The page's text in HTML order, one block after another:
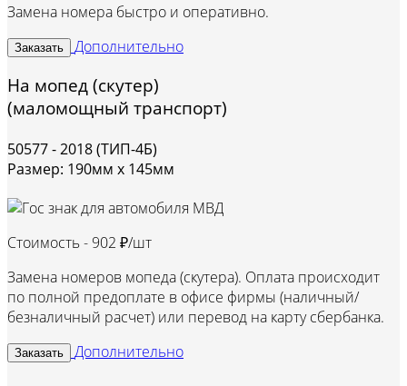
Замена номера быстро и оперативно.
Заказать Дополнительно
На мопед (скутер)
(маломощный транспорт)
50577 - 2018 (ТИП-4Б)
Размер: 190мм х 145мм
Стоимость - 902 ₽/шт
Замена номеров мопеда (скутера). Оплата происходит
по полной предоплате в офисе фирмы (наличный/
безналичный расчет) или перевод на карту сбербанка.
Заказать Дополнительно